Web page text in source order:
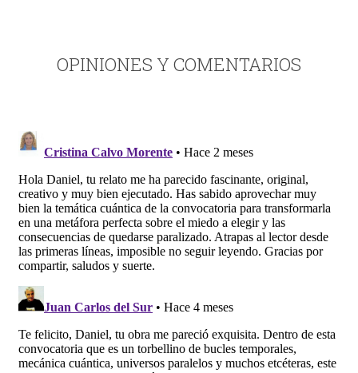
OPINIONES Y COMENTARIOS